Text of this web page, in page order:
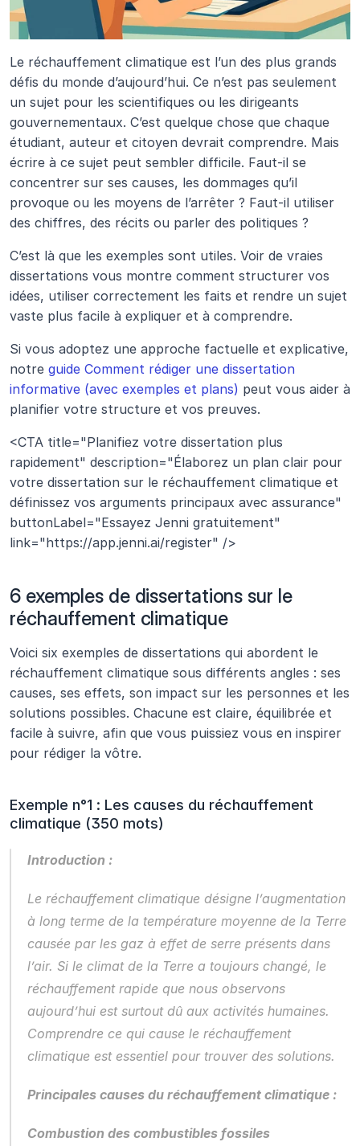
Le réchauffement climatique est l’un des plus grands
défis du monde d’aujourd’hui. Ce n’est pas seulement
un sujet pour les scientifiques ou les dirigeants
gouvernementaux. C’est quelque chose que chaque
étudiant, auteur et citoyen devrait comprendre. Mais
écrire à ce sujet peut sembler difficile. Faut-il se
concentrer sur ses causes, les dommages qu’il
provoque ou les moyens de l’arrêter ? Faut-il utiliser
des chiffres, des récits ou parler des politiques ?
C’est là que les exemples sont utiles. Voir de vraies
dissertations vous montre comment structurer vos
idées, utiliser correctement les faits et rendre un sujet
vaste plus facile à expliquer et à comprendre.
Si vous adoptez une approche factuelle et explicative,
notre guide Comment rédiger une dissertation
informative (avec exemples et plans) peut vous aider à
planifier votre structure et vos preuves.
<CTA title="Planifiez votre dissertation plus
rapidement" description="Élaborez un plan clair pour
votre dissertation sur le réchauffement climatique et
définissez vos arguments principaux avec assurance"
buttonLabel="Essayez Jenni gratuitement"
link="https://app.jenni.ai/register" />
6 exemples de dissertations sur le
réchauffement climatique
Voici six exemples de dissertations qui abordent le
réchauffement climatique sous différents angles : ses
causes, ses effets, son impact sur les personnes et les
solutions possibles. Chacune est claire, équilibrée et
facile à suivre, afin que vous puissiez vous en inspirer
pour rédiger la vôtre.
Exemple n°1 : Les causes du réchauffement
climatique (350 mots)
Introduction :
Le réchauffement climatique désigne l’augmentation
à long terme de la température moyenne de la Terre
causée par les gaz à effet de serre présents dans
l’air. Si le climat de la Terre a toujours changé, le
réchauffement rapide que nous observons
aujourd’hui est surtout dû aux activités humaines.
Comprendre ce qui cause le réchauffement
climatique est essentiel pour trouver des solutions.
Principales causes du réchauffement climatique :
Combustion des combustibles fossiles